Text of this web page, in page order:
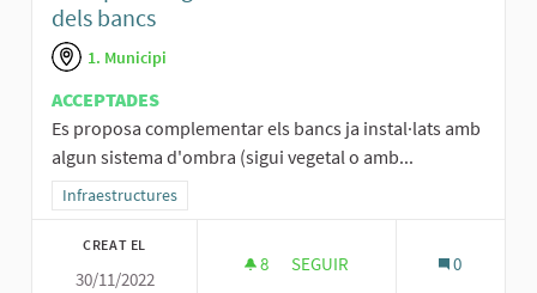
dels bancs
1. Municipi
ACCEPTADES
Es proposa complementar els bancs ja instal·lats amb
algun sistema d'ombra (sigui vegetal o amb...
Resultats al filtrar per la categoria: Infraestructures
Infraestructures
CREAT EL
30/11/2022
8 8 SEGUIDORES
SEGUIR 0